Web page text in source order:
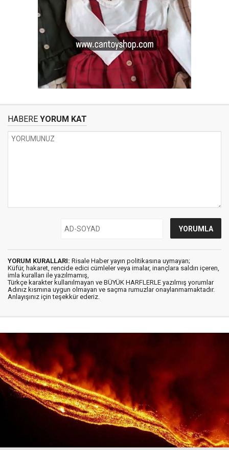
HABERE YORUM KAT
YORUM KURALLARI: Risale Haber yayın politikasına uymayan;
Küfür, hakaret, rencide edici cümleler veya imalar, inançlara saldırı içeren,
imla kuralları ile yazılmamış,
Türkçe karakter kullanılmayan ve BÜYÜK HARFLERLE yazılmış yorumlar
Adınız kısmına uygun olmayan ve saçma rumuzlar onaylanmamaktadır.
Anlayışınız için teşekkür ederiz.